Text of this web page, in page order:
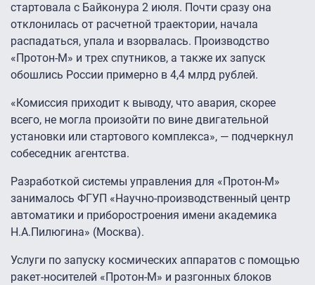
стартовала с Байконура 2 июля. Почти сразу она
отклонилась от расчетной траектории, начала
распадаться, упала и взорвалась. Производство
«Протон-М» и трех спутников, а также их запуск
обошлись России примерно в 4,4 млрд рублей.
«Комиссия приходит к выводу, что авария, скорее
всего, не могла произойти по вине двигательной
установки или стартового комплекса», — подчеркнул
собеседник агентства.
Разработкой системы управления для «Протон-М»
занималось ФГУП «Научно-производственный центр
автоматики и приборостроения имени академика
Н.А.Пилюгина» (Москва).
Услуги по запуску космических аппаратов с помощью
ракет-носителей «Протон-М» и разгонных блоков